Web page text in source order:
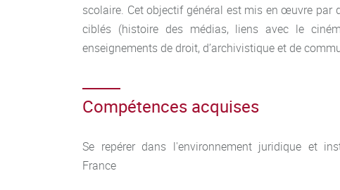
scolaire. Cet objectif général est mis en œuvre par
ciblés (histoire des médias, liens avec le
enseignements de droit, d’archivistique et de
Compétences acquises
Se repérer dans l'environnement juridique et
France